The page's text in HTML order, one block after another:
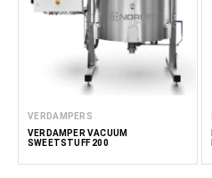
VERDAMPERS
VERDAMPER VACUÜM
SWEETSTUFF 200